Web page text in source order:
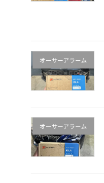
オーサーアラーム
オーサーアラーム